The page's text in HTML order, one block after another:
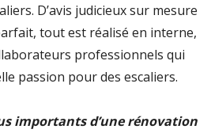
D’avis judicieux sur mesure
tout est réalisé en interne,
professionnels qui
passion pour des escaliers.
importants d’une rénovation